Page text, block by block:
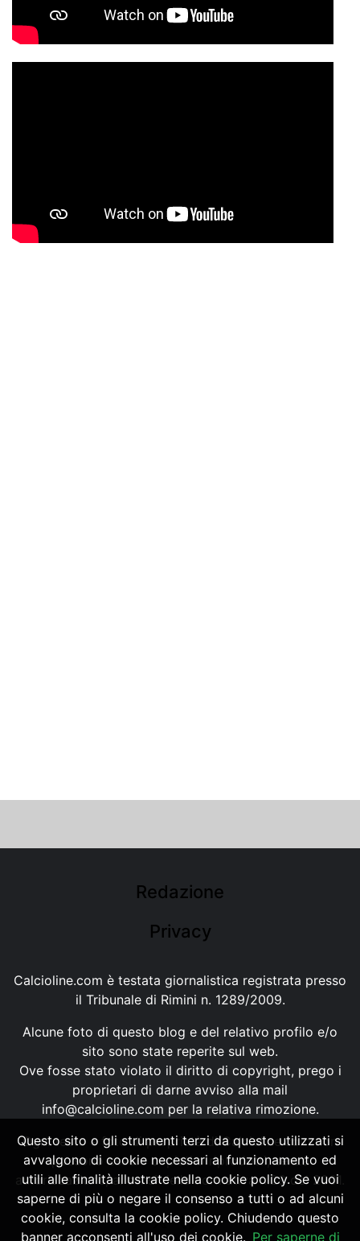
Redazione
Privacy
Calcioline.com è testata giornalistica registrata presso
il Tribunale di Rimini n. 1289/2009.
Alcune foto di questo blog e del relativo profilo e/o
sito sono state reperite sul web.
Ove fosse stato violato il diritto di copyright, prego i
proprietari di darne avviso alla mail
info@calcioline.com per la relativa rimozione.
Ogni testo e foto di proprietà di Calcioline.com non
possono essere copiati o riprodotti, senza
autorizzazione, ai sensi della normativa n.29 del 2001.
Questo sito o gli strumenti terzi da questo utilizzati si
avvalgono di cookie necessari al funzionamento ed
utili alle finalità illustrate nella cookie policy. Se vuoi
saperne di più o negare il consenso a tutti o ad alcuni
cookie, consulta la cookie policy. Chiudendo questo
banner acconsenti all'uso dei cookie. Per saperne di